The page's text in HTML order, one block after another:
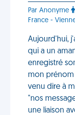
Par Anonyme
France -
Aujourd'hui,
qui a un
enregistré
mon
venu dire à
"nos
une liaison